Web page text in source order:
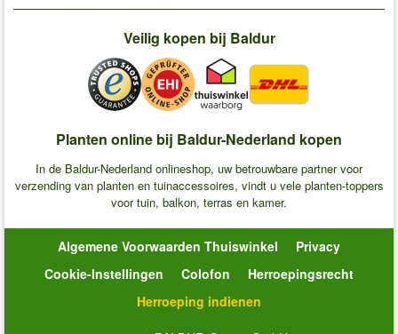
Veilig kopen bij Baldur
Planten online bij Baldur-Nederland kopen
In de Baldur-Nederland onlineshop, uw betrouwbare partner voor
verzending van planten en tuinaccessoires, vindt u vele planten-toppers
voor tuin, balkon, terras en kamer.
Algemene Voorwaarden Thuiswinkel
Privacy
Cookie-Instellingen
Colofon
Herroepingsrecht
Herroeping indienen